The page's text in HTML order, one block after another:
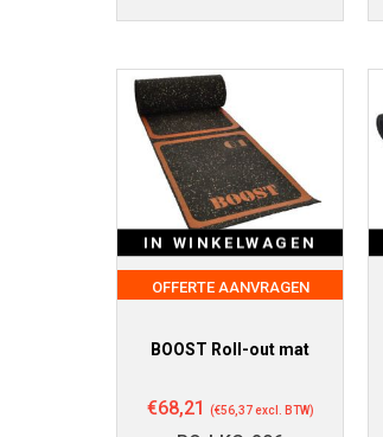
IN WINKELWAGEN
OFFERTE AANVRAGEN
BOOST Roll-out mat
€68,21 (€56,37excl. BTW)